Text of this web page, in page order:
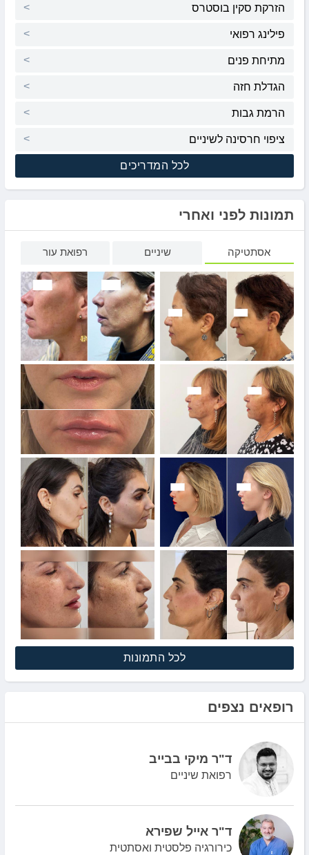
הזרקת סקין בוסטרס
פילינג רפואי
מתיחת פנים
הגדלת חזה
הרמת גבות
ציפוי חרסינה לשיניים
לכל המדריכים
תמונות לפני ואחרי
אסתטיקה שיניים רפואת עור
לכל התמונות
רופאים נצפים
ד"ר מיקי בבייב
רפואת שיניים
ד"ר אייל שפירא
כירורגיה פלסטית ואסתטית